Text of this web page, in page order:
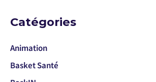
Catégories
Animation
Basket Santé